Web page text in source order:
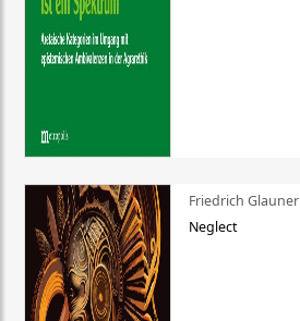
Friedrich Glauner
Neglect